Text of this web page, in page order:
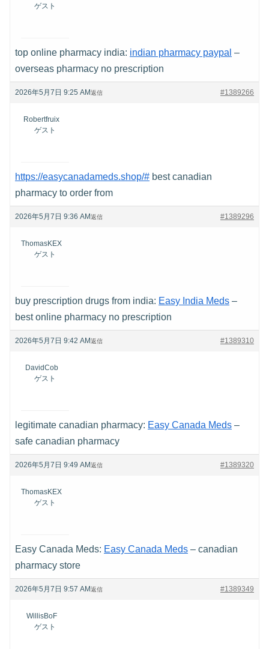
ゲスト
top online pharmacy india: indian pharmacy paypal –
overseas pharmacy no prescription
2026年5月7日 9:25 AM #1389266
返信
Robertfruix
ゲスト
https://easycanadameds.shop/# best canadian
pharmacy to order from
2026年5月7日 9:36 AM #1389296
返信
ThomasKEX
ゲスト
buy prescription drugs from india: Easy India Meds –
best online pharmacy no prescription
2026年5月7日 9:42 AM #1389310
返信
DavidCob
ゲスト
legitimate canadian pharmacy: Easy Canada Meds –
safe canadian pharmacy
2026年5月7日 9:49 AM #1389320
返信
ThomasKEX
ゲスト
Easy Canada Meds: Easy Canada Meds – canadian
pharmacy store
2026年5月7日 9:57 AM #1389349
返信
WillisBoF
ゲスト